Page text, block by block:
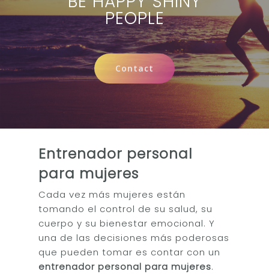
PEOPLE
Contact
Entrenador personal
para mujeres
Cada vez más mujeres están
tomando el control de su salud, su
cuerpo y su bienestar emocional. Y
una de las decisiones más poderosas
que pueden tomar es contar con un
entrenador personal para mujeres.
Training
Sobrepeso
Fuerza Mujeres
Oncológico
Obesidad
Coaching
Bienestar para
Healthy
Healthy Recipes
Foodie's Book
Contact
Blog
fgh